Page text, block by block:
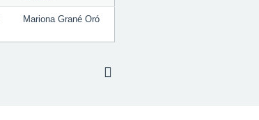
Mariona Grané Oró